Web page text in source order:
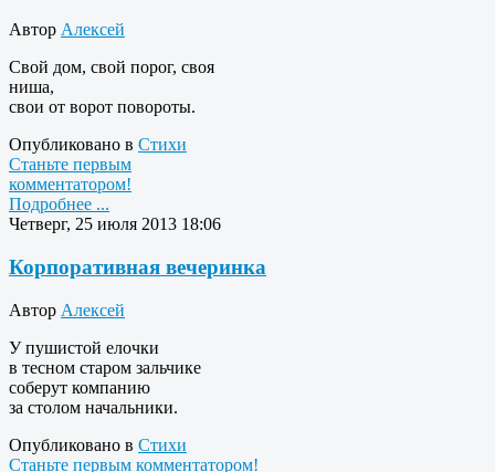
Автор Алексей
Свой дом, свой порог, своя
ниша,
свои от ворот повороты.
Опубликовано в Стихи
Станьте первым
комментатором!
Подробнее ...
Четверг, 25 июля 2013 18:06
Корпоративная вечеринка
Автор Алексей
У пушистой елочки
в тесном старом зальчике
соберут компанию
за столом начальники.
Опубликовано в Стихи
Станьте первым комментатором!